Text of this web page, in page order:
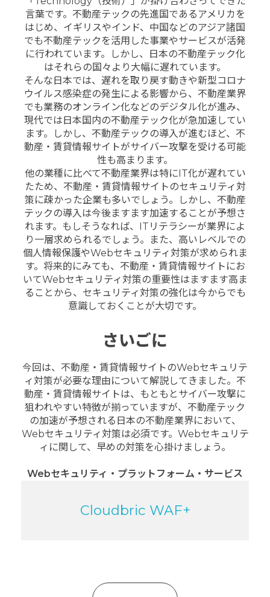
言葉です。 不動産テックの先進国であるアメリカを
はじめ、イギリスやインド、中国などのアジア諸国
でも不動産テックを活用した事業やサービスが活発
に行われています。しかし、日本の不動産テック化
はそれらの国々より大幅に遅れています。
そんな日本では、遅れを取り戻す動きや新型コロナ
ウイルス感染症の発生による影響から、不動産業界
でも業務のオンライン化などのデジタル化が進み、
現代では日本国内の不動産テック化が急加速してい
ます。しかし、 不動産テックの導入が進むほど、不
動産・賃貸情報サイトがサイバー攻撃を受ける可能
性も高まります。
他の業種に比べて不動産業界は特にIT化が遅れてい
たため、不動産・賃貸情報サイトのセキュリティ対
策に疎かった企業も多いでしょう。
しかし、不動産
テックの導入は今後ますます加速することが予想さ
れます。もしそうなれば、ITリテラシーが業界によ
り一層求められるでしょう。また、高いレベルでの
個人情報保護やWebセキュリティ対策が求められま
す。 将来的にみても、不動産・賃貸情報サイトにお
いてWebセキュリティ対策の重要性はますます高ま
ることから、セキュリティ対策の強化は今からでも
意識しておくことが大切です。
さいごに
今回は、不動産・賃貸情報サイトのWebセキュリテ
ィ対策が必要な理由について解説してきました。 不
動産・賃貸情報サイトは、もともとサイバー攻撃に
狙われやすい特徴が揃っていますが、不動産テック
の加速が予想される日本の不動産業界において、
Webセキュリティ対策は必須です。 Webセキュリテ
ィに関して、早めの対策を心掛けましょう。
Webセキュリティ・プラットフォーム・サービス
Cloudbric WAF+